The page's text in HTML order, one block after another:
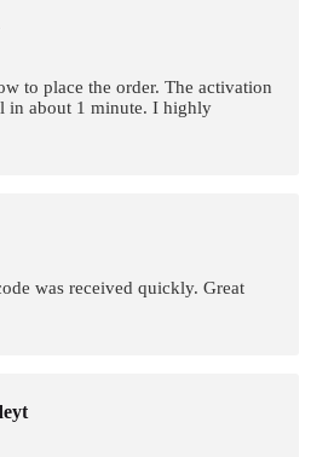
to place the order. The activation
in about 1 minute. I highly
was received quickly. Great